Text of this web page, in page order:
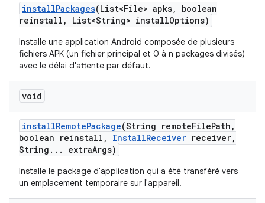
installPackages(List<File> apks,
boolean
reinstall , List<String> installOptions)
Installe une application Android composée de plusieurs
fichiers APK (un fichier principal et 0 à n packages divisés)
avec le délai d'attente par défaut.
void
installRemotePackage(String remoteFilePath ,
boolean reinstall , InstallReceiver receiver,
String . . . extraArgs)
Installe le package d'application qui a été transféré vers
un emplacement temporaire sur l'appareil.